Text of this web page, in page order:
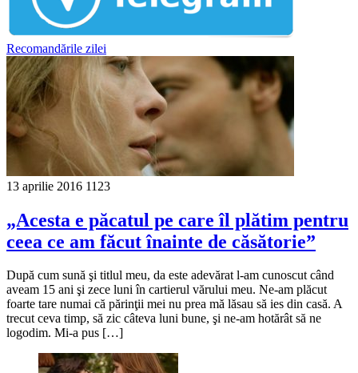
Recomandările zilei
13 aprilie 2016 1123
„Acesta e păcatul pe care îl plătim pentru
ceea ce am făcut înainte de căsătorie”
După cum sună şi titlul meu, da este adevărat l-am cunoscut când
aveam 15 ani şi zece luni în cartierul vărului meu. Ne-am plăcut
foarte tare numai că părinţii mei nu prea mă lăsau să ies din casă. A
trecut ceva timp, să zic câteva luni bune, şi ne-am hotărât să ne
logodim. Mi-a pus […]